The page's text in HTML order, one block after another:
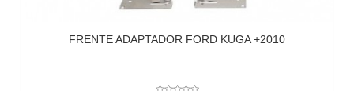
FRENTE ADAPTADOR FORD KUGA +2010